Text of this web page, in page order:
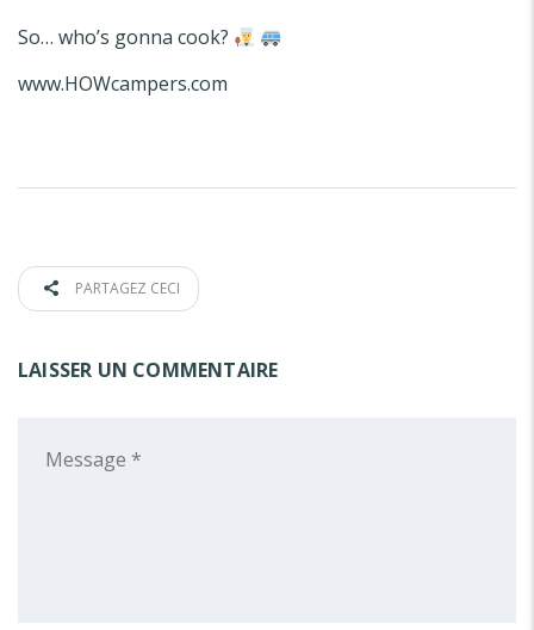
So… who’s gonna cook?
www.HOWcampers.com
PARTAGEZ CECI
LAISSER UN COMMENTAIRE